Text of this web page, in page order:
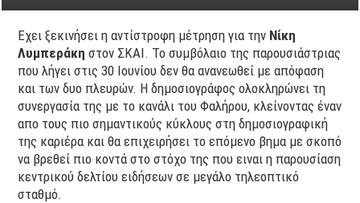
Εχει ξεκινήσει η αντίστροφη μέτρηση για την Νίκη
Λυμπεράκη στον ΣΚΑΙ. Το συμβόλαιο της παρουσιάστριας
που λήγει στις 30 Ιουνίου δεν θα ανανεωθεί με απόφαση
και των δυο πλευρών. Η δημοσιογράφος ολοκληρώνει τη
συνεργασία της με το κανάλι του Φαλήρου, κλείνοντας έναν
απο τους πιο σημαντικούς κύκλους στη δημοσιογραφική
της καριέρα και θα επιχειρήσει το επόμενο βημα με σκοπό
να βρεθεί πιο κοντά στο στόχο της που ειναι η παρουσίαση
κεντρικού δελτίου ειδήσεων σε μεγάλο τηλεοπτικό
σταθμό.